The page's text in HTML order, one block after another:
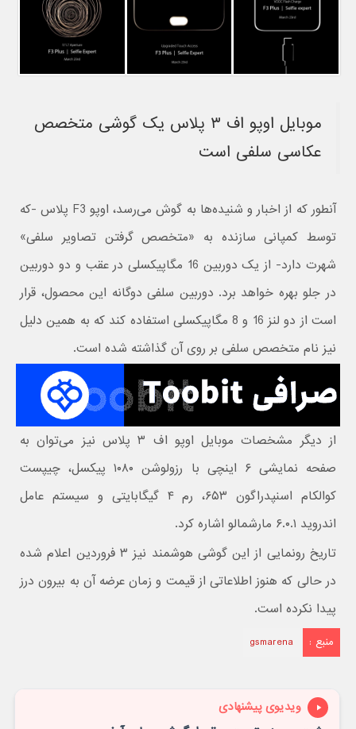
موبایل اوپو اف ۳ پلاس یک گوشی متخصص
عکاسی سلفی است
آنطور که از اخبار و شنیده‌ها به گوش می‌رسد، اوپو F3 پلاس -که
توسط کمپانی سازنده به «متخصص گرفتن تصاویر سلفی»
شهرت دارد- از یک دوربین 16 مگاپیکسلی در عقب و دو دوربین
در جلو بهره خواهد برد. دوربین سلفی دوگانه این محصول، قرار
است از دو لنز 16 و 8 مگاپیکسلی استفاده کند که به همین دلیل
نیز نام متخصص سلفی بر روی آن گذاشته شده است.
از دیگر مشخصات موبایل اوپو اف ۳ پلاس نیز می‌توان به
صفحه نمایشی ۶ اینچی با رزولوشن ۱۰۸۰ پیکسل، چیپست
کوالکام اسنپدراگون ۶۵۳، رم ۴ گیگابایتی و سیستم عامل
اندروید ۶.۰.۱ مارشمالو اشاره کرد.
تاریخ رونمایی از این گوشی هوشمند نیز ۳ فروردین اعلام شده
در حالی که هنوز اطلاعاتی از قیمت و زمان عرضه آن به بیرون درز
پیدا نکرده است.
منبع : gsmarena
ویدیوی پیشنهادی